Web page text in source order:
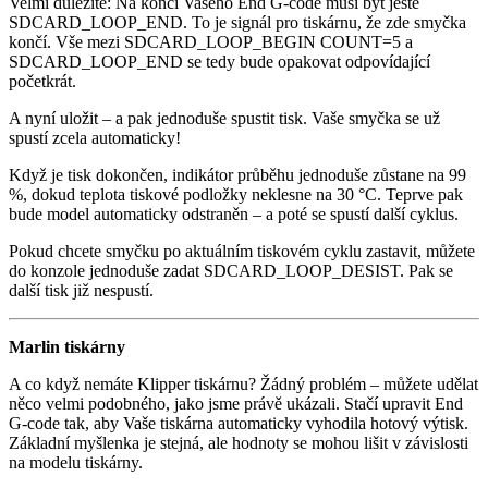
SDCARD_LOOP_END. To je signál pro tiskárnu, že zde smyčka
končí. Vše mezi SDCARD_LOOP_BEGIN COUNT=5 a
SDCARD_LOOP_END se tedy bude opakovat odpovídající
početkrát.
A nyní uložit – a pak jednoduše spustit tisk. Vaše smyčka se už
spustí zcela automaticky!
Když je tisk dokončen, indikátor průběhu jednoduše zůstane na 99
%, dokud teplota tiskové podložky neklesne na 30 °C. Teprve pak
bude model automaticky odstraněn – a poté se spustí další cyklus.
Pokud chcete smyčku po aktuálním tiskovém cyklu zastavit, můžete
do konzole jednoduše zadat SDCARD_LOOP_DESIST. Pak se
další tisk již nespustí.
Marlin tiskárny
A co když nemáte Klipper tiskárnu? Žádný problém – můžete udělat
něco velmi podobného, jako jsme právě ukázali. Stačí upravit End
G-code tak, aby Vaše tiskárna automaticky vyhodila hotový výtisk.
Základní myšlenka je stejná, ale hodnoty se mohou lišit v závislosti
na modelu tiskárny.